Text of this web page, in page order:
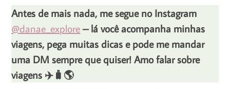
Antes de mais nada, me segue no Instagram
@danae_explore– lá você acompanha minhas
viagens, pega muitas dicas e pode me mandar
uma DM sempre que quiser! Amo falar sobre
viagens ✈️🧳🌎